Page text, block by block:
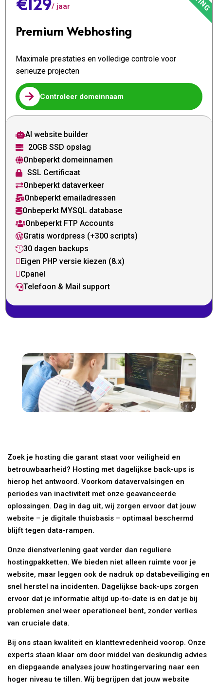
/ jaar
Premium Webhosting
Maximale prestaties en volledige controle voor
serieuze projecten
 Controleer domeinnaam
AI website builder
 20GB SSD opslag
Onbeperkt domeinnamen
 SSL Certificaat
Onbeperkt dataverkeer
Onbeperkt emailadressen
Onbeperkt MYSQL database
Onbeperkt FTP Accounts
Gratis wordpress (+300 scripts)
30 dagen backups
 Eigen PHP versie kiezen (8.x)
Cpanel
Telefoon & Mail support
Zoek je hosting die garant staat voor veiligheid en
betrouwbaarheid? Hosting met dagelijkse back-ups is
hierop het antwoord. Voorkom datavervalsingen en
periodes van inactiviteit met onze geavanceerde
oplossingen. Dag in dag uit, wij zorgen ervoor dat jouw
website – je digitale thuisbasis – optimaal beschermd
blijft tegen data-rampen.
Onze dienstverlening gaat verder dan reguliere
hostingpakketten. We bieden niet alleen ruimte voor je
website, maar leggen ook de nadruk op databeveiliging en
snel herstel na incidenten. Dagelijkse back-ups zorgen
ervoor dat je informatie altijd up-to-date is en dat je bij
problemen snel weer operationeel bent, zonder verlies
van cruciale data.
Bij ons staan kwaliteit en klanttevredenheid voorop. Onze
experts staan klaar om door middel van deskundig advies
en diepgaande analyses jouw hostingervaring naar een
hoger niveau te tillen. Wij begrijpen dat jouw website